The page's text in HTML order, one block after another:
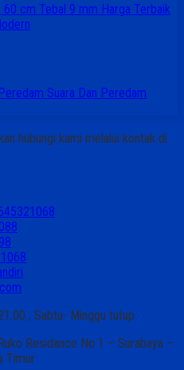
60 cm Tebal 9 mm Harga Terbaik
Suara Dan Peredam
hubungi kami melalui kontak di
, Sabtu- Minggu tutup
Residance No 1 – Surabaya –
Timur